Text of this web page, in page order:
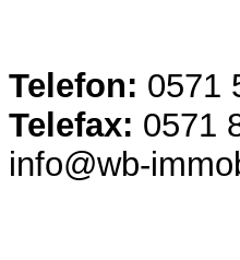
Telefon: 0571
Telefax: 0571
info@wb-